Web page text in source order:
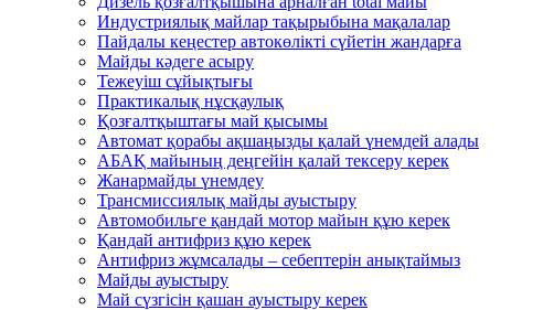
Индустриялық майлар тақырыбына мақалалар
Пайдалы кеңестер автокөлікті сүйетін жандарға
Mайды кәдеге асыру
Тежеуіш cұйықтығы
Практикалық нұсқаулық
Қозғалтқыштағы май қысымы
Автомат қорабы ақшаңызды қалай үнемдей алады
АБАҚ майының деңгейін қалай тексеру керек
Жанармайды үнемдеу
Трансмиссиялық майды ауыстыру
Автомобильге қандай мотор майын құю керек
Қандай антифриз құю керек
Антифриз жұмсалады – себептерін анықтаймыз
Майды ауыстыру
Май сүзгісін қашан ауыстыру керек